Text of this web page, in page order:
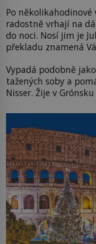
Po několikahodinové
radostně vrhají na
do noci. Nosí jim je
překladu znamená
Vypadá podobně
tažených soby a
Nisser. Žije v